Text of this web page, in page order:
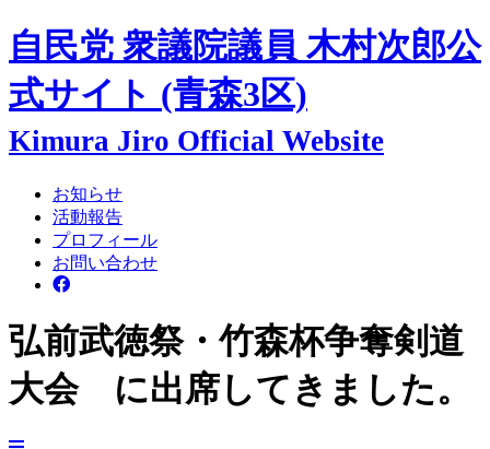
自民党 衆議院議員 木村次郎公
式サイト (青森3区)
Kimura Jiro Official Website
お知らせ
活動報告
プロフィール
お問い合わせ
弘前武徳祭・竹森杯争奪剣道
大会 に出席してきました。